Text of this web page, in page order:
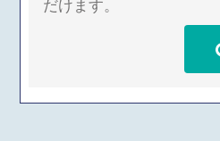
だけます。